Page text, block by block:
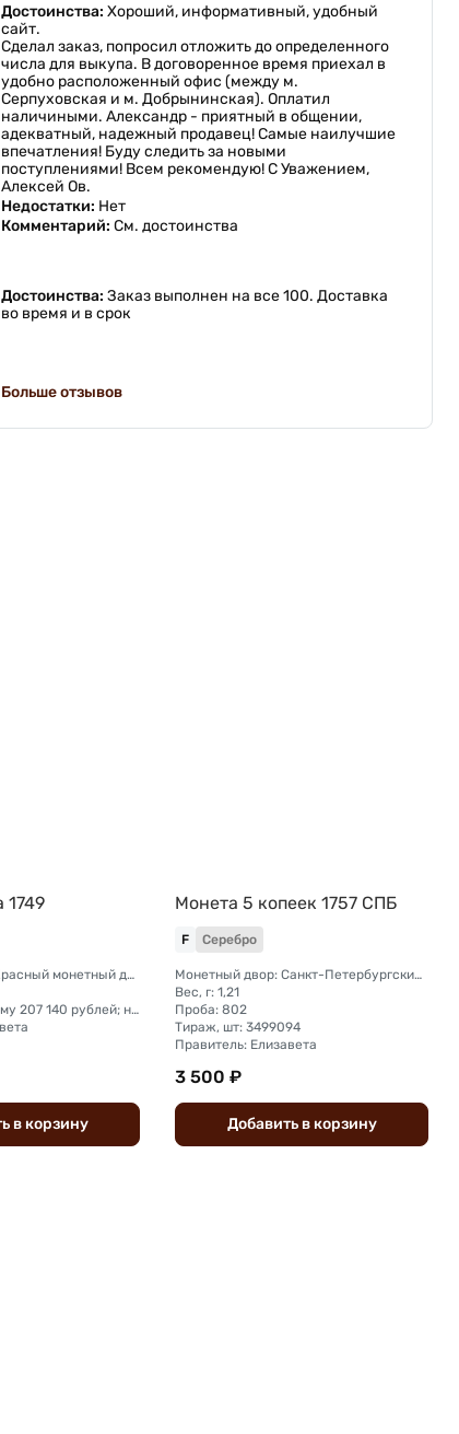
Достоинства: Хороший, информативный, удобный
сайт.
Сделал заказ, попросил отложить до определенного
числа для выкупа. В договоренное время приехал в
удобно расположенный офис (между м.
Серпуховская и м. Добрынинская). Оплатил
наличиными. Александр - приятный в общении,
адекватный, надежный продавец! Самые наилучшие
впечатления! Буду следить за новыми
поступлениями! Всем рекомендую! С Уважением,
Алексей Ов.
Недостатки: Нет
Комментарий: См. достоинства
Достоинства: Заказ выполнен на все 100. Доставка
во время и в срок
Больше отзывов
1749
Монетный двор: Красный монетный двор (Москва); Екатеринбургский монетный двор
Тираж, шт: на сумму 207 140 рублей; на сумму 239 600 рублей
вкорзину
Монета 5 копеек 1757 СПБ
F Серебро
Монетный двор: Санкт-Петербургский монетный двор
Вес, г: 1,21
Проба: 802
Тираж, шт: 3499094
Правитель: Елизавета
3 500 ₽
Добавить вкорзину